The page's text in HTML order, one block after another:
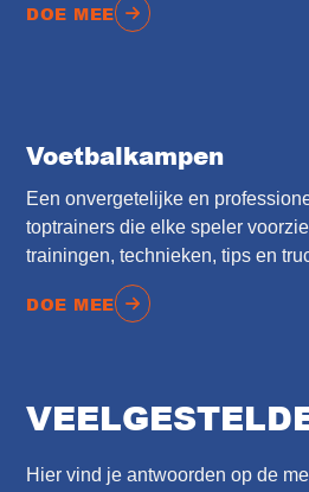
DOE MEE
Voetbalkampen
Een onvergetelijke en
toptrainers die elke speler
trainingen, technieken, tips en
DOE MEE
Hier vind je antwoorden op de